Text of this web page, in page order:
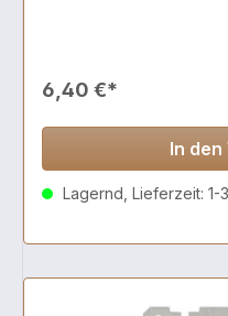
6,40 €*
In
Lagernd, Lieferzeit: 1-